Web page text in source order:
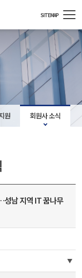
SITEMAP
원 회원사 소식
성남 지역 IT 꿈나무